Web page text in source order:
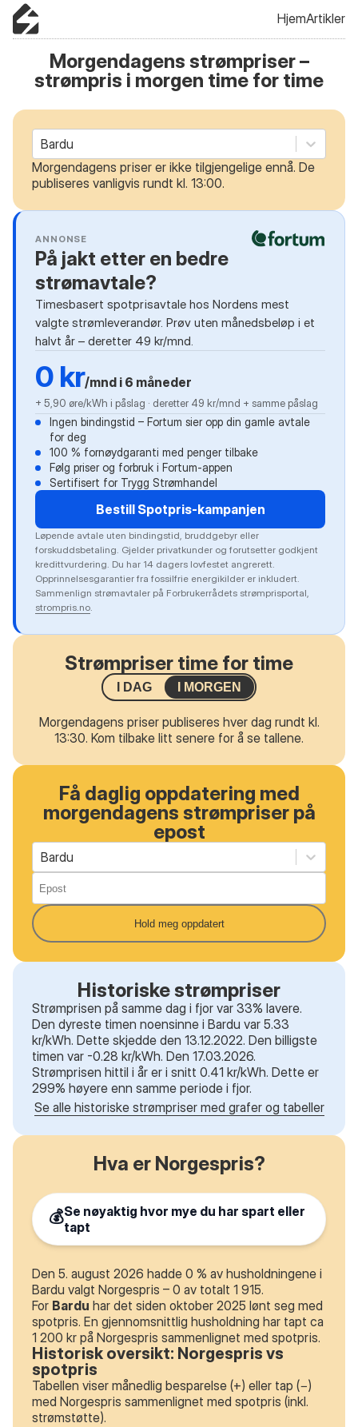
HjemArtikler
Morgendagens strømpriser –
strømpris i morgen time for time
Bardu
Morgendagens priser er ikke tilgjengelige ennå. De
publiseres vanligvis rundt kl. 13:00.
ANNONSE
På jakt etter en bedre
strømavtale?
Timesbasert spotprisavtale hos Nordens mest
valgte strømleverandør. Prøv uten månedsbeløp i et
halvt år – deretter 49 kr/mnd.
0 kr/mnd i 6 måneder
+ 5,90 øre/kWh i påslag · deretter 49 kr/mnd + samme påslag
Ingen bindingstid – Fortum sier opp din gamle avtale
for deg
100 % fornøydgaranti med penger tilbake
Følg priser og forbruk i Fortum-appen
Sertifisert for Trygg Strømhandel
Bestill Spotpris-kampanjen
Løpende avtale uten bindingstid, bruddgebyr eller
forskuddsbetaling. Gjelder privatkunder og forutsetter godkjent
kredittvurdering. Du har 14 dagers lovfestet angrerett.
Opprinnelsesgarantier fra fossilfrie energikilder er inkludert.
Sammenlign strømavtaler på Forbrukerrådets strømprisportal,
strompris.no.
Strømpriser time for time
I DAG I MORGEN
Morgendagens priser publiseres hver dag rundt kl.
13:30. Kom tilbake litt senere for å se tallene.
Få daglig oppdatering med
morgendagens strømpriser på
epost
Bardu
Hold meg oppdatert
Historiske strømpriser
Strømprisen på samme dag i fjor var 33% lavere.
Den dyreste timen noensinne i Bardu var 5.33
kr/kWh. Dette skjedde den 13.12.2022. Den billigste
timen var -0.28 kr/kWh. Den 17.03.2026.
Strømprisen hittil i år er i snitt 0.41 kr/kWh. Dette er
299% høyere enn samme periode i fjor.
Se alle historiske strømpriser med grafer og tabeller
Hva er Norgespris?
💰Se nøyaktig hvor mye du har spart eller
tapt
Den 5. august 2026 hadde 0 % av husholdningene i
Bardu valgt Norgespris – 0 av totalt 1 915.
For Bardu har det siden oktober 2025 lønt seg med
spotpris. En gjennomsnittlig husholdning har tapt ca
1 200 kr på Norgespris sammenlignet med spotpris.
Historisk oversikt: Norgespris vs
spotpris
Tabellen viser månedlig besparelse (+) eller tap (−)
med Norgespris sammenlignet med spotpris (inkl.
strømstøtte).